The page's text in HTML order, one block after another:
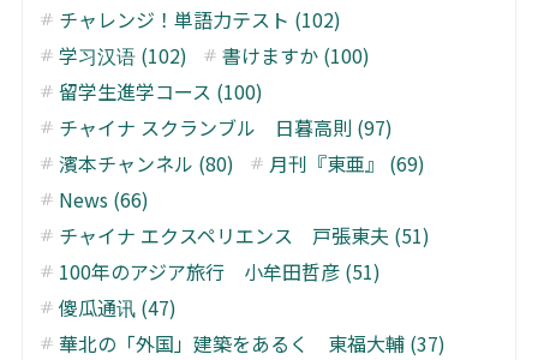
チャレンジ！単語力テスト (102)
学习汉语 (102)
書けますか (100)
留学生進学コース (100)
チャイナ スクランブル 日暮高則 (97)
濱本チャンネル (80)
月刊『東亜』 (69)
News (66)
チャイナ エクスペリエンス 戸張東夫 (51)
100年のアジア旅行 小牟田哲彦 (51)
傻瓜通讯 (47)
華北の「外国」建築をあるく 東福大輔 (37)